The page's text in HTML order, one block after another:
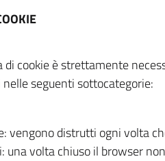
di cookie è strettamente
nelle seguenti sottocategorie:
vengono distrutti ogni volta
una volta chiuso il browser